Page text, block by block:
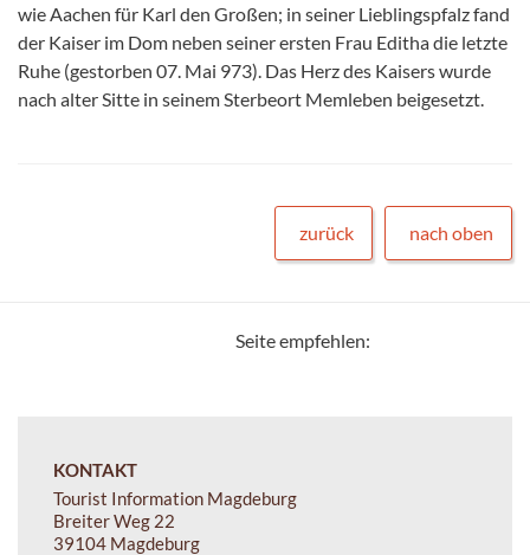
wie Aachen für Karl den Großen; in seiner Lieblingspfalz fand
der Kaiser im Dom neben seiner ersten Frau Editha die letzte
Ruhe (gestorben 07. Mai 973). Das Herz des Kaisers wurde
nach alter Sitte in seinem Sterbeort Memleben beigesetzt.
zurück nach oben
Seite empfehlen:
KONTAKT
Tourist Information Magdeburg
Breiter Weg 22
39104 Magdeburg